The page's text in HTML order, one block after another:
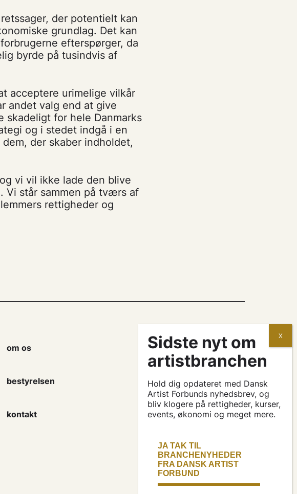
der potentielt kan
grundlag. Det kan
efterspørger, da
byrde på tusindvis af
acceptere urimelige vilkår
andet valg end at give
for hele Danmarks
og i stedet indgå i en
der skaber indholdet,
vi vil ikke lade den blive
Vi står sammen på tværs af
rettigheder og
om os
bestyrelsen
kontakt
kontrakter og aftaler
søg tilskud
presse & logo
bliv medlem
Hold dig opdateret med Dansk
Artist Forbunds nyhedsbrev, og
bliv klogere på rettigheder, kurser,
events, økonomi og meget mere.